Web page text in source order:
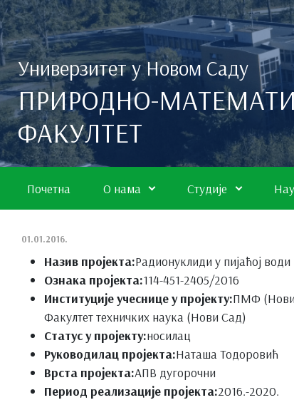
Скип то маин цонтент
Универзитет у Новом Саду
ПРИРОДНО-
ФАКУЛТЕТ
Почетна О нама Студије
01.01.2016.
Назив пројекта:Радионуклиди у пијаћој
Ознака пројекта:114-451-2405/2016
Институције учеснице у пројекту:ПМФ (Нови
Факултет техничких наука (Нови Сад)
Статус у пројекту:носилац
Руководилац пројекта:Наташа Тодоровић
Врста пројекта:АПВ дугорочни
Период реализације пројекта:2016.-2020.